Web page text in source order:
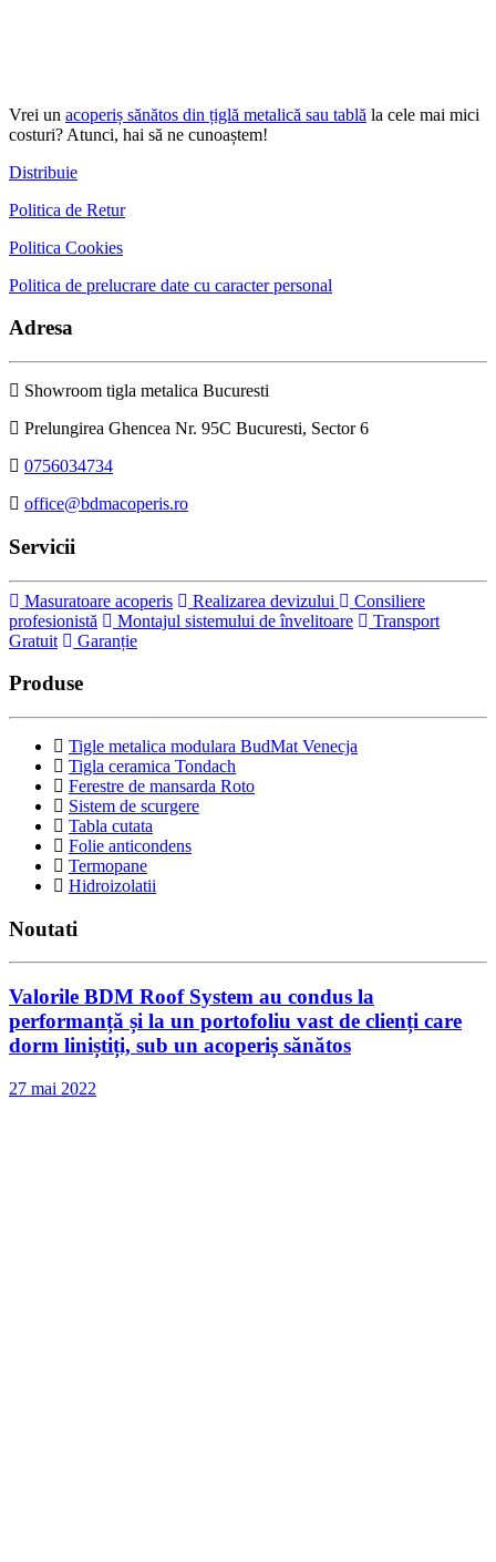
Vrei un acoperiș sănătos din țiglă metalică sau tablă la cele mai mici
costuri? Atunci, hai să ne cunoaștem!
Distribuie
Politica de Retur
Politica Cookies
Politica de prelucrare date cu caracter personal
Adresa
Showroom tigla metalica Bucuresti
Prelungirea Ghencea Nr. 95C Bucuresti, Sector 6
0756034734
office@bdmacoperis.ro
Servicii
Masuratoare acoperis Realizarea devizului
Consiliere
profesionistă
Montajul sistemului de învelitoare
Transport
Gratuit
Garanție
Produse
Tigle metalica modulara BudMat Venecja
Tigla ceramica Tondach
Ferestre de mansarda Roto
Sistem de scurgere
Tabla cutata
Folie anticondens
Termopane
Hidroizolatii
Noutati
Valorile BDM Roof System au condus la
performanță și la un portofoliu vast de clienți care
dorm liniștiți, sub un acoperiș sănătos
27 mai 2022